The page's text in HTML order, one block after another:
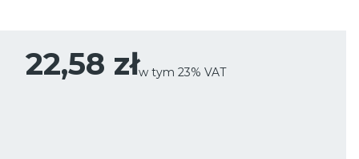
Cena
22,58 złw tym 23% VAT
w tym 23% VAT